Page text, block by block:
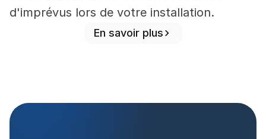
d'imprévus lors de votre installation.
En savoir plus